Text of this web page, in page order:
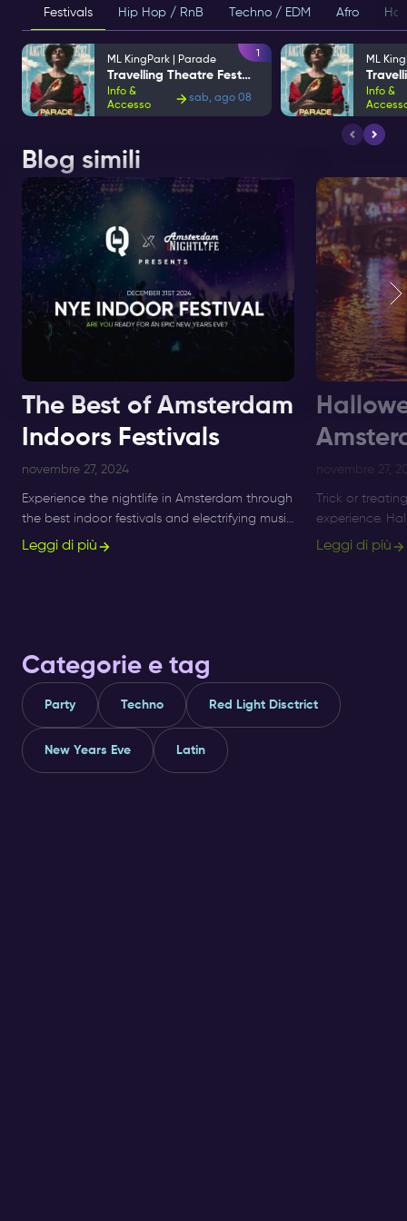
Festivals Hip Hop / RnB Techno / EDM Afro
ML KingPark | Parade
Travelling Theatre Festival
Info &
Accesso
sab, ago 08
1
ML
Info &
Blog simili
The Best of Amsterdam
Indoors Festivals
novembre 27, 2024
Experience the nightlife in Amsterdam through
the best indoor festivals and electrifying music
events for ultimate nightlife experiences in the
Leggi di più
novembre 27,
Trick or
experience.
longer a small
Leggi di più
Categorie e tag
Party Techno Red Light Disctrict
New Years Eve Latin